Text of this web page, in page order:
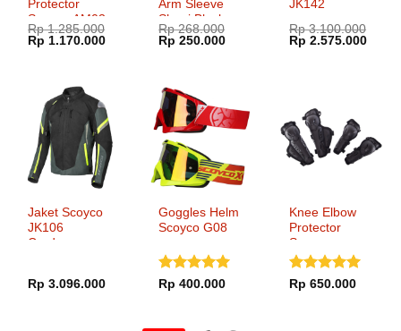
Protector
Scoyco AM03
Rp1.285.000
Harga
aslinya
Rp 1.170.000Harga
Rp 1.170.000.
Arm Sleeve
Shoei Black
Rp268.000
Harga
aslinya
Rp 250.000Harga
JK142
Rp3.100.000
Harga
aslinya
Rp 2.575.000Harga
Jaket Scoyco
JK106
Cordura
Rp 3.096.000
Goggles Helm
Scoyco G08
Dinilai5
Rp 400.000
Knee Elbow
Protector
Scoyco
K39H39
Dinilai5
Rp 650.000